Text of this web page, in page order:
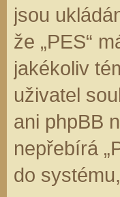
jsou
že „PES“
jakékoliv
uživatel
ani phpBB
nepřebírá
do